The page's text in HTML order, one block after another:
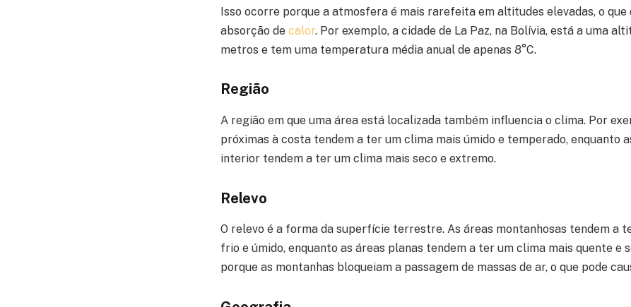
Isso ocorre porque a atmosfera é mais rarefeita em altitudes elevadas, o
absorção de calor. Por exemplo, a cidade de La Paz, na Bolívia, está a uma
metros e tem uma temperatura média anual de apenas 8°C.
Região
A região em que uma área está localizada também influencia o clima. Por
próximas à costa tendem a ter um clima mais úmido e temperado, enquanto
interior tendem a ter um clima mais seco e extremo.
Relevo
O relevo é a forma da superfície terrestre. As áreas montanhosas tendem a
frio e úmido, enquanto as áreas planas tendem a ter um clima mais quente e
porque as montanhas bloqueiam a passagem de massas de ar, o que pode